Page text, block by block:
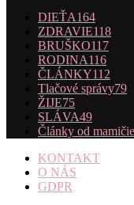
DIEŤA164
ZDRAVIE118
BRUŠKO117
RODINA116
ČLÁNKY112
Tlačové správy79
ŽIJE75
SLÁVA49
Články od
KONTAKT
O NÁS
GDPR